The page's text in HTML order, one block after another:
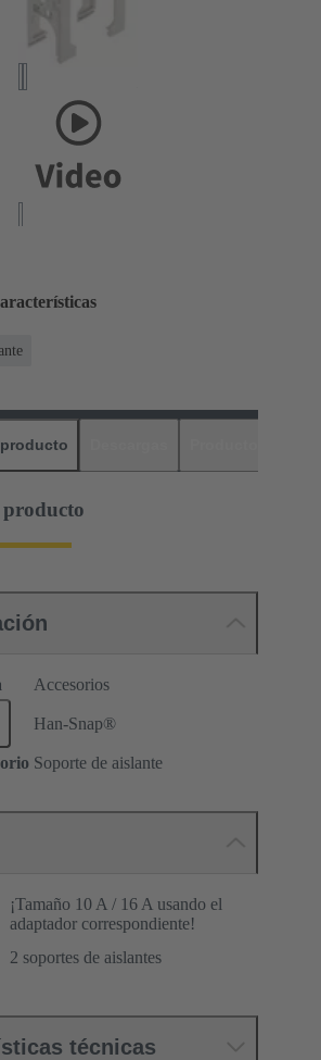
producto
Accesorios
Han-Snap®
Soporte de aislante
¡Tamaño 10 A / 16 A usando el
adaptador correspondiente!
2 soportes de aislantes
técnicas